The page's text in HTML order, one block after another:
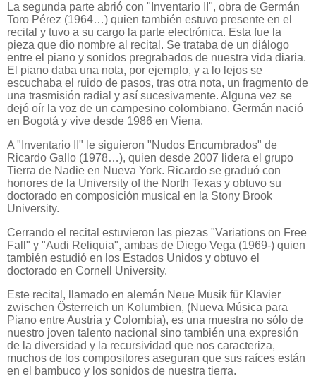
La segunda parte abrió con "Inventario II", obra de Germán
Toro Pérez (1964…) quien también estuvo presente en el
recital y tuvo a su cargo la parte electrónica. Esta fue la
pieza que dio nombre al recital. Se trataba de un diálogo
entre el piano y sonidos pregrabados de nuestra vida diaria.
El piano daba una nota, por ejemplo, y a lo lejos se
escuchaba el ruido de pasos, tras otra nota, un fragmento de
una trasmisión radial y así sucesivamente. Alguna vez se
dejó oír la voz de un campesino colombiano. Germán nació
en Bogotá y vive desde 1986 en Viena.
A "Inventario II" le siguieron "Nudos Encumbrados" de
Ricardo Gallo (1978…), quien desde 2007 lidera el grupo
Tierra de Nadie en Nueva York. Ricardo se graduó con
honores de la University of the North Texas y obtuvo su
doctorado en composición musical en la Stony Brook
University.
Cerrando el recital estuvieron las piezas "Variations on Free
Fall" y "Audi Reliquia", ambas de Diego Vega (1969-) quien
también estudió en los Estados Unidos y obtuvo el
doctorado en Cornell University.
Este recital, llamado en alemán Neue Musik für Klavier
zwischen Österreich un Kolumbien, (Nueva Música para
Piano entre Austria y Colombia), es una muestra no sólo de
nuestro joven talento nacional sino también una expresión
de la diversidad y la recursividad que nos caracteriza,
muchos de los compositores aseguran que sus raíces están
en el bambuco y los sonidos de nuestra tierra.